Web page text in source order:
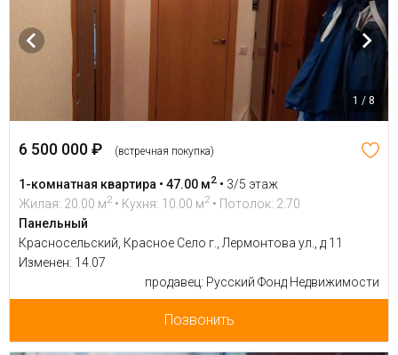
1 / 8
6 500 000 ₽ (встречная покупка)
1-комнатная квартира • 47.00 м2 • 3/5 этаж
Жилая: 20.00 м2 • Кухня: 10.00 м2 • Потолок: 2.70
Панельный
Красносельский, Красное Село г., Лермонтова ул., д 11
Изменен: 14.07
продавец: Русский Фонд Недвижимости
Позвонить